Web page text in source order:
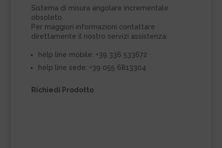
Sistema di misura angolare incrementale
obsoleto.
Per maggiori informazioni contattare
direttamente il nostro servizi assistenza:
help line mobile: +39 336 533672
help line sede: +39 055 6813304
Richiedi Prodotto